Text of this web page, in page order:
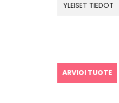
YLEISET TIEDOT
ARVIOI TUOTE